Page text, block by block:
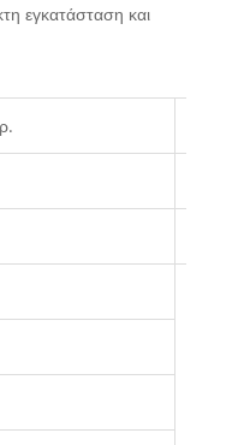
εγκατάσταση και